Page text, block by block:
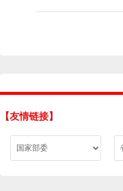
【友情链接】